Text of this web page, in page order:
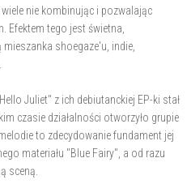
nie kombinując i pozwalając
Efektem tego jest świetna,
shoegaze'u, indie,
Juliet" z ich debiutanckiej EP-ki stał
czasie działalności otworzyło grupie
to zdecydowanie fundament jej
materiału "Blue Fairy", a od razu
sceną.